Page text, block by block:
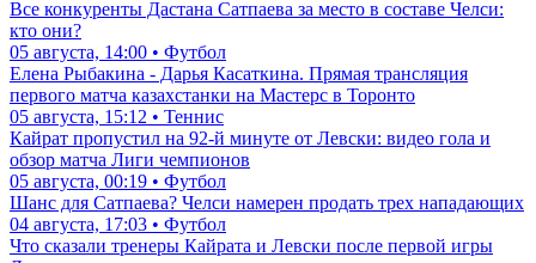
Все конкуренты Дастана Сатпаева за место в составе Челси:
кто они?
05 августа, 14:00 • Футбол
Елена Рыбакина - Дарья Касаткина. Прямая трансляция
первого матча казахстанки на Мастерс в Торонто
05 августа, 15:12 • Теннис
Кайрат пропустил на 92-й минуте от Левски: видео гола и
обзор матча Лиги чемпионов
05 августа, 00:19 • Футбол
Шанс для Сатпаева? Челси намерен продать трех нападающих
04 августа, 17:03 • Футбол
Что сказали тренеры Кайрата и Левски после первой игры